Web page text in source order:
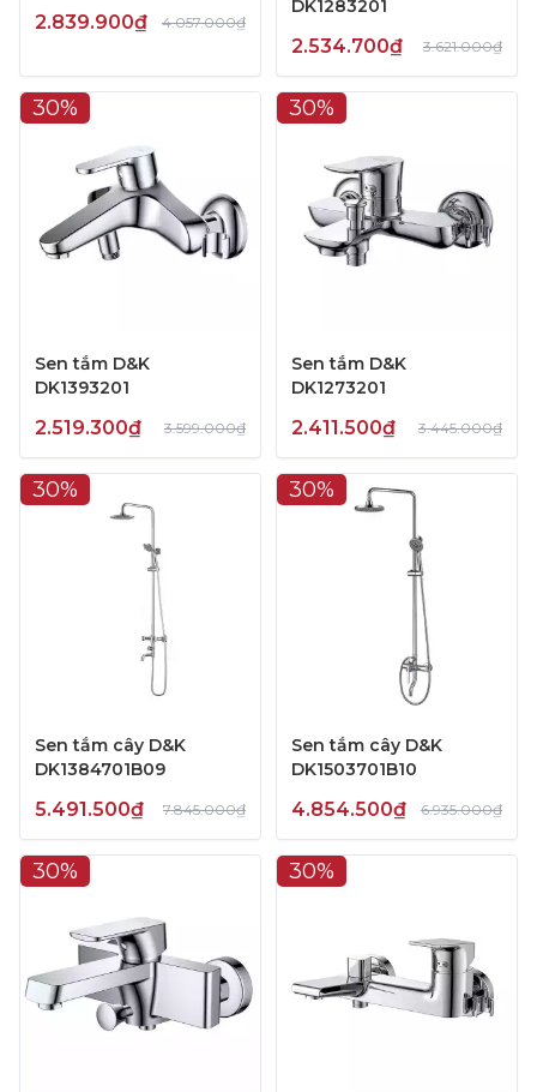
2.839.900₫ 4.057.000₫
DK1283201
2.534.700₫ 3.621.000₫
30%
Sen tắm D&K
DK1393201
2.519.300₫ 3.599.000₫
30%
Sen tắm D&K
DK1273201
2.411.500₫ 3.445.000₫
30%
Sen tắm cây D&K
DK1384701B09
5.491.500₫ 7.845.000₫
30%
Sen tắm cây D&K
DK1503701B10
4.854.500₫ 6.935.000₫
30% 30%